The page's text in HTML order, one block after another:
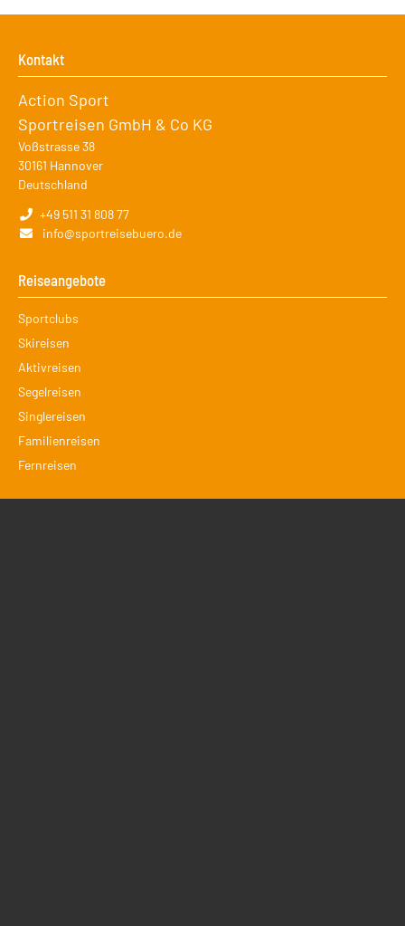
Kontakt
Action Sport
Sportreisen GmbH & Co KG
Voßstrasse 38
30161 Hannover
Deutschland
+49 511 31 808 77
info@sportreisebuero.de
Reiseangebote
Navigation
überspringen
Sportclubs
Skireisen
Aktivreisen
Segelreisen
Singlereisen
Familienreisen
Fernreisen